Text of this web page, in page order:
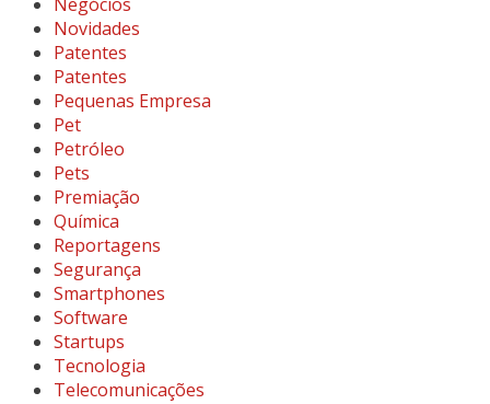
Negócios
Novidades
Patentes
Patentes
Pequenas Empresa
Pet
Petróleo
Pets
Premiação
Química
Reportagens
Segurança
Smartphones
Software
Startups
Tecnologia
Telecomunicações